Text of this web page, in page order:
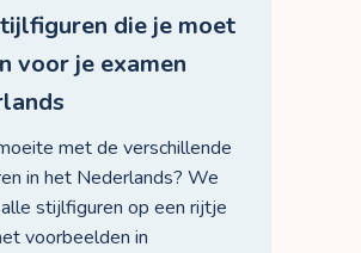
die je moet
voor je examen
met de verschillende
in het Nederlands? We
stijlfiguren op een rijtje
voorbeelden in